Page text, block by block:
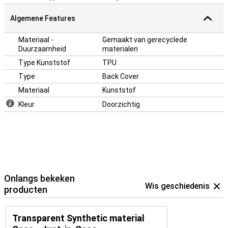
Algemene Features
Materiaal -
Duurzaamheid
Gemaakt van gerecyclede
materialen
Type Kunststof
TPU
Type
Back Cover
Materiaal
Kunststof
Kleur
Doorzichtig
Onlangs bekeken
producten
Wis geschiedenis
Transparent Synthetic material